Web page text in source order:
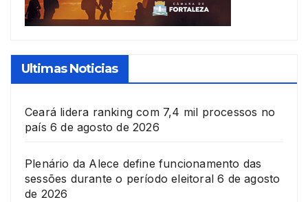
Ultimas Noticias
Ceará lidera ranking com 7,4 mil processos no
país 6 de agosto de 2026
Plenário da Alece define funcionamento das
sessões durante o período eleitoral 6 de agosto
de 2026